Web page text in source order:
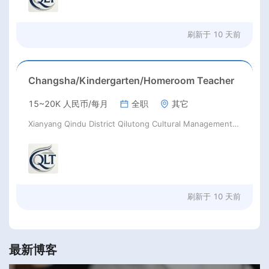
刷新于 10 天前
Changsha/Kindergarten/Homeroom Teacher
15~20K 人民币/每月 全职 其它
Xianyang Qindu District Qilutong Cultural Management Consulting Studio
刷新于 10 天前
最新博客